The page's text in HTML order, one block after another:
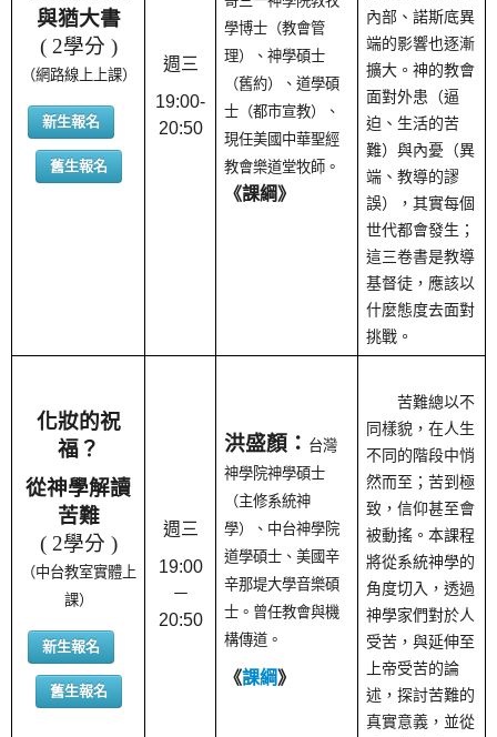
與猶大書
( 2學分 )
（網路線上上課）
新生報名
舊生報名
週三
19:00-
20:50
學博士（教會管
理）、神學碩士
（舊約）、道學碩
士（都市宣教）、
現任美國中華聖經
教會樂道堂牧師。
《課綱》
內部、諾斯底異
端的影響也逐漸
擴大。神的教會
面對外患（逼
迫、生活的苦
難）與內憂（異
端、教導的謬
誤），其實每個
世代都會發生；
這三卷書是教導
基督徒，應該以
什麼態度去面對
挑戰。
化妝的祝
福？
從神學解讀
苦難
( 2學分 )
（中台教室實體上
課）
新生報名
舊生報名
週三
19:00
－
20:50
洪盛顏： 台灣
神學院神學碩士
（主修系統神
學）、中台神學院
道學碩士、美國辛
辛那堤大學音樂碩
士。曾任教會與機
構傳道。
《課綱》
苦難總以不
同樣貌，在人生
不同的階段中悄
然而至；苦到極
致，信仰甚至會
被動搖。本課程
將從系統神學的
角度切入，透過
神學家們對於人
受苦，與延伸至
上帝受苦的論
述，探討苦難的
真實意義，並從